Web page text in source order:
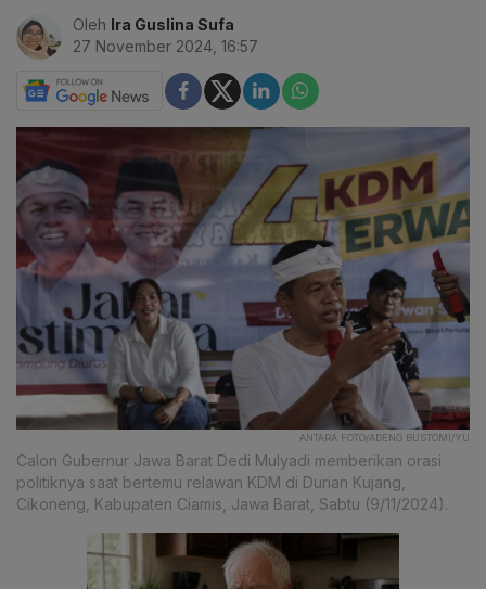
Oleh Ira Guslina Sufa
27 November 2024, 16:57
ANTARA FOTO/ADENG BUSTOMI/YU
Calon Gubernur Jawa Barat Dedi Mulyadi memberikan orasi
politiknya saat bertemu relawan KDM di Durian Kujang,
Cikoneng, Kabupaten Ciamis, Jawa Barat, Sabtu (9/11/2024).